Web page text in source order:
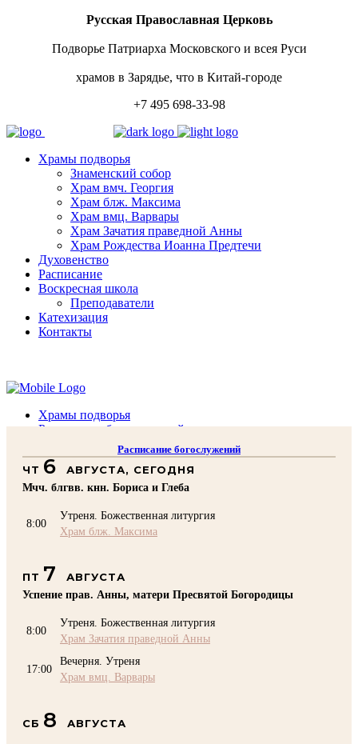
Русская Православная Церковь
Подворье Патриарха Московского и всея Руси
храмов в Зарядье, что в Китай-городе
+7 495 698-33-98
Храмы подворья
Знаменский собор
Храм вмч. Георгия
Храм блж. Максима
Храм вмц. Варвары
Храм Зачатия праведной Анны
Храм Рождества Иоанна Предтечи
Духовенство
Расписание
Воскресная школа
Преподаватели
Катехизация
Контакты
Храмы подворья
Расписание богослужений
Воскресная школа
Преподаватели Воскресной школы
Катехизация
Помочь Подворью
Расписание богослужений
ЧТ 6 АВГУСТА, СЕГОДНЯ
Мчч. блгвв. кнн. Бориса и Глеба
8:00
Утреня. Божественная литургия
Храм блж. Максима
ПТ 7
АВГУСТА
Успение прав. Анны, матери Пресвятой Богородицы
8:00
Утреня. Божественная литургия
Храм Зачатия праведной Анны
17:00
Вечерня. Утреня
Храм вмц. Варвары
СБ 8 АВГУСТА